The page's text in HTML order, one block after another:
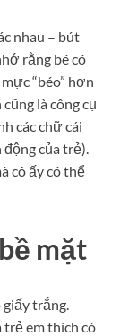
nhau – bút
rằng bé có
“béo” hơn
là công cụ
các chữ cái
của trẻ).
cô ấy có thể
mặt
trắng.
trẻ em thích có